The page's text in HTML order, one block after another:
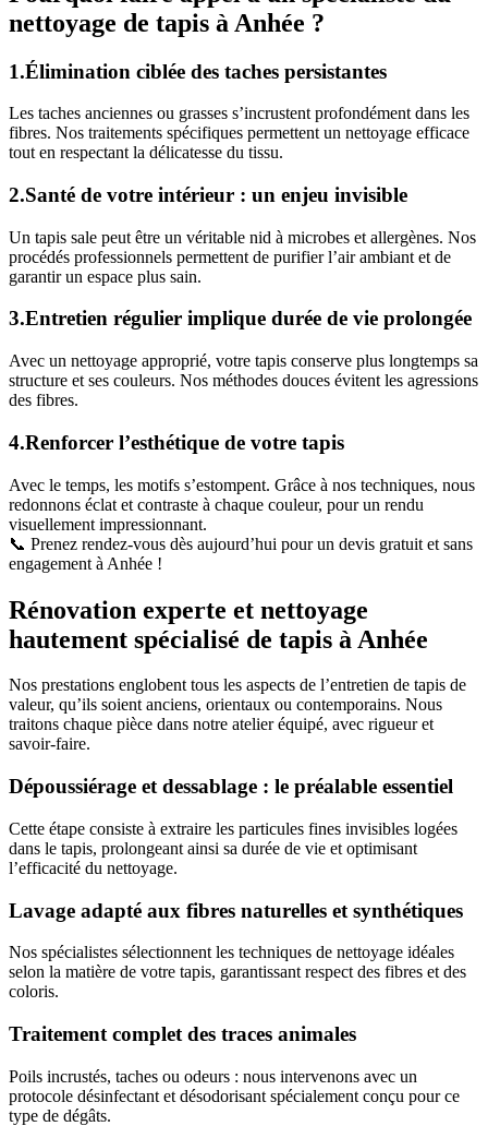
nettoyage de tapis à Anhée ?
1.Élimination ciblée des taches persistantes
Les taches anciennes ou grasses s’incrustent profondément dans les
fibres. Nos traitements spécifiques permettent un nettoyage efficace
tout en respectant la délicatesse du tissu.
2.Santé de votre intérieur : un enjeu invisible
Un tapis sale peut être un véritable nid à microbes et allergènes. Nos
procédés professionnels permettent de purifier l’air ambiant et de
garantir un espace plus sain.
3.Entretien régulier implique durée de vie prolongée
Avec un nettoyage approprié, votre tapis conserve plus longtemps sa
structure et ses couleurs. Nos méthodes douces évitent les agressions
des fibres.
4.Renforcer l’esthétique de votre tapis
Avec le temps, les motifs s’estompent. Grâce à nos techniques, nous
redonnons éclat et contraste à chaque couleur, pour un rendu
visuellement impressionnant.
📞 Prenez rendez-vous dès aujourd’hui pour un devis gratuit et sans
engagement à Anhée !
Rénovation experte et nettoyage
hautement spécialisé de tapis à Anhée
Nos prestations englobent tous les aspects de l’entretien de tapis de
valeur, qu’ils soient anciens, orientaux ou contemporains. Nous
traitons chaque pièce dans notre atelier équipé, avec rigueur et
savoir-faire.
Dépoussiérage et dessablage : le préalable essentiel
Cette étape consiste à extraire les particules fines invisibles logées
dans le tapis, prolongeant ainsi sa durée de vie et optimisant
l’efficacité du nettoyage.
Lavage adapté aux fibres naturelles et synthétiques
Nos spécialistes sélectionnent les techniques de nettoyage idéales
selon la matière de votre tapis, garantissant respect des fibres et des
coloris.
Traitement complet des traces animales
Poils incrustés, taches ou odeurs : nous intervenons avec un
protocole désinfectant et désodorisant spécialement conçu pour ce
type de dégâts.